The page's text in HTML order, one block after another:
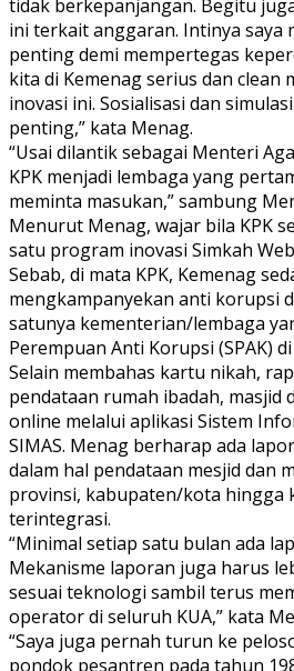
tidak berkepanjangan. Begitu
ini terkait anggaran. Intinya saya
penting demi mempertegas
kita di Kemenag serius dan clean
inovasi ini. Sosialisasi dan
penting,” kata Menag.
“Usai dilantik sebagai Menteri
KPK menjadi lembaga yang
meminta masukan,” sambung
Menurut Menag, wajar bila KPK
satu program inovasi Simkah
Sebab, di mata KPK, Kemenag
mengkampanyekan anti korupsi
satunya kementerian/lembaga
Perempuan Anti Korupsi (SPAK)
Selain membahas kartu nikah,
pendataan rumah ibadah, masjid
online melalui aplikasi Sistem
SIMAS. Menag berharap ada
dalam hal pendataan mesjid dan
provinsi, kabupaten/kota hingga
terintegrasi.
“Minimal setiap satu bulan ada
Mekanisme laporan juga harus
sesuai teknologi sambil terus
operator di seluruh KUA,” kata
“Saya juga pernah turun ke
pondok pesantren pada tahun